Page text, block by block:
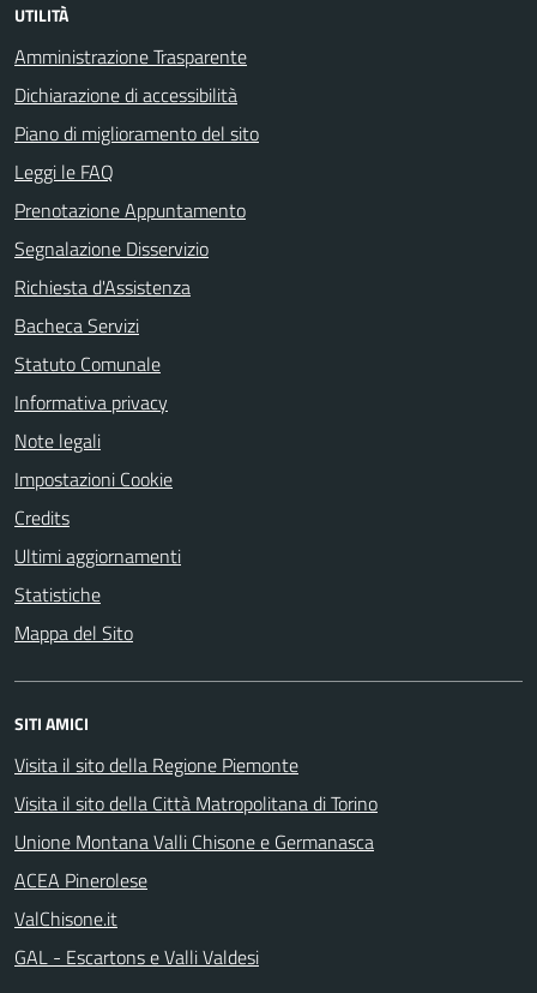
UTILITÀ
Amministrazione Trasparente
Dichiarazione di accessibilità
Piano di miglioramento del sito
Leggi le FAQ
Prenotazione Appuntamento
Segnalazione Disservizio
Richiesta d'Assistenza
Bacheca Servizi
Statuto Comunale
Informativa privacy
Note legali
Impostazioni Cookie
Credits
Ultimi aggiornamenti
Statistiche
Mappa del Sito
SITI AMICI
Visita il sito della Regione Piemonte
Visita il sito della Città Matropolitana di Torino
Unione Montana Valli Chisone e Germanasca
ACEA Pinerolese
ValChisone.it
GAL - Escartons e Valli Valdesi